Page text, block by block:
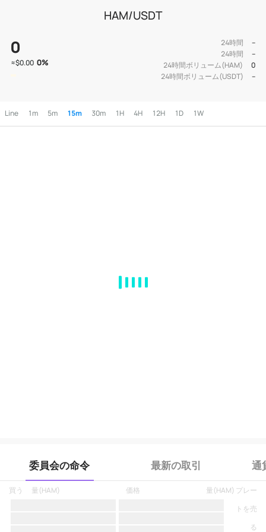
HAM/USDT
0
≈$0.00 0%
24時間
--
24時間
--
24時間ボリューム(HAM)
0
24時間ボリューム(USDT)
--
Line 1m 5m 15m 30m 1H 4H 12H 1D 1W
委員会の命令 最新の取引 通
買う 量(HAM) 価格
プレー
トを売
る
量(HAM)